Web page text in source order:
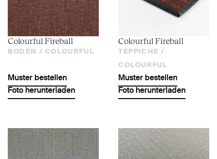
Colourful Fireball
BODEN / COLOURFUL
Muster bestellen
Foto herunterladen
Colourful Fireball
TEPPICHE /
COLOURFUL
Muster bestellen
Foto herunterladen